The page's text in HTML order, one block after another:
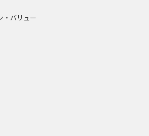
・バリュー